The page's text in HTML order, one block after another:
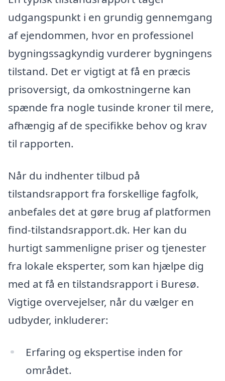
udgangspunkt i en grundig gennemgang
af ejendommen, hvor en professionel
bygningssagkyndig vurderer bygningens
tilstand. Det er vigtigt at få en præcis
prisoversigt, da omkostningerne kan
spænde fra nogle tusinde kroner til mere,
afhængig af de specifikke behov og krav
til rapporten.
Når du indhenter tilbud på
tilstandsrapport fra forskellige fagfolk,
anbefales det at gøre brug af platformen
find-tilstandsrapport.dk. Her kan du
hurtigt sammenligne priser og tjenester
fra lokale eksperter, som kan hjælpe dig
med at få en tilstandsrapport i Buresø.
Vigtige overvejelser, når du vælger en
udbyder, inkluderer:
Erfaring og ekspertise inden for
området.